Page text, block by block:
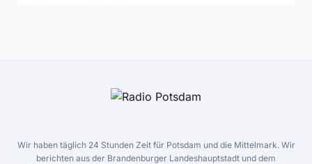
Wir haben täglich 24 Stunden Zeit für Potsdam und die Mittelmark. Wir
berichten aus der Brandenburger Landeshauptstadt und dem